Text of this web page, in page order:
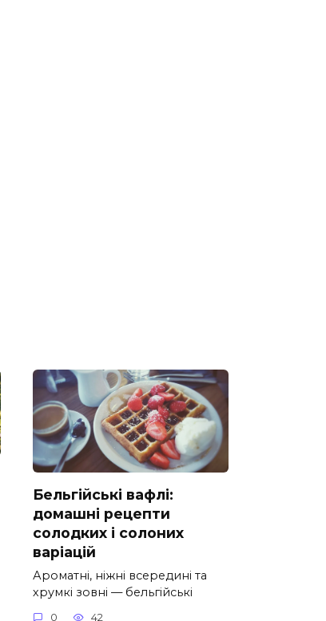
Бельгійські вафлі:
домашні рецепти
солодких і солоних
варіацій
Ароматні, ніжні всередині та
хрумкі зовні — бельгійські
0 42